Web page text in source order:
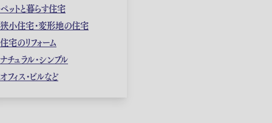
ペットと暮らす住宅
狭小住宅・変形地の住宅
住宅のリフォーム
ナチュラル・シンプル
オフィス・ビルなど